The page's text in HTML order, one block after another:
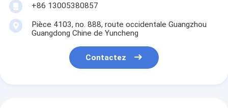
+86 13005380857
Pièce 4103, no. 888, route occidentale Guangzhou
Guangdong Chine de Yuncheng
Contactez